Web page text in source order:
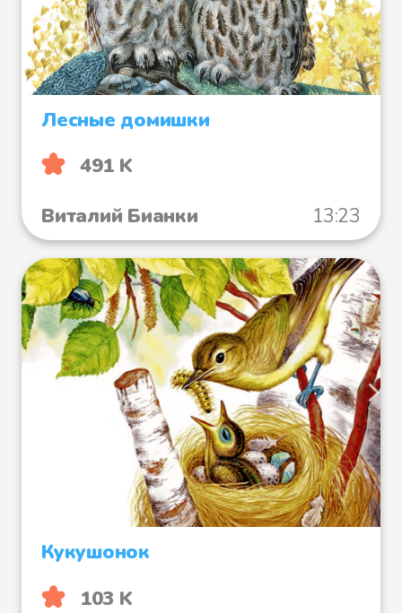
Лесные домишки
491 K
Виталий Бианки
13:23
Кукушонок
103 K